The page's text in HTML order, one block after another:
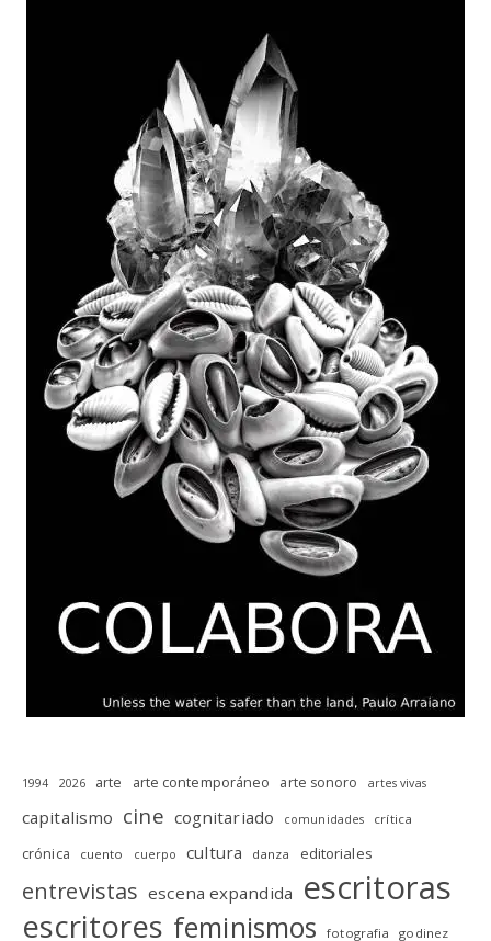
1994 2026 arte arte contemporáneo arte sonoro artes vivas
capitalismo cine cognitariado comunidades crítica
crónica cuento cuerpo cultura danza editoriales
entrevistas escena expandida escritoras
escritores feminismos fotografia godinez